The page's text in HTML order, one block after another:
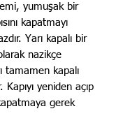
yumuşak bir
kapatmayı
Yarı kapalı bir
nazikçe
tamamen kapalı
yeniden açıp
gerek